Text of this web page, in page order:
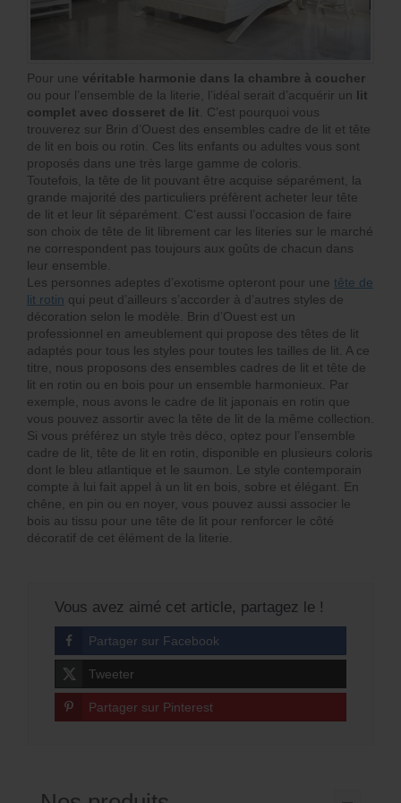
Pour une véritable harmonie dans la chambre à coucher
ou pour l’ensemble de la literie, l’idéal serait d’acquérir un lit
complet avec dosseret de lit . C’est pourquoi vous
trouverez sur Brin d’Ouest des ensembles cadre de lit et tête
de lit en bois ou rotin. Ces lits enfants ou adultes vous sont
proposés dans une très large gamme de coloris.
Toutefois, la tête de lit pouvant être acquise séparément, la
grande majorité des particuliers préfèrent acheter leur tête
de lit et leur lit séparément. C’est aussi l’occasion de faire
son choix de tête de lit librement car les literies sur le marché
ne correspondent pas toujours aux goûts de chacun dans
leur ensemble.
Les personnes adeptes d’exotisme opteront pour une tête de
lit rotin qui peut d’ailleurs s’accorder à d’autres styles de
décoration selon le modèle. Brin d’Ouest est un
professionnel en ameublement qui propose des têtes de lit
adaptés pour tous les styles pour toutes les tailles de lit. A ce
titre, nous proposons des ensembles cadres de lit et tête de
lit en rotin ou en bois pour un ensemble harmonieux. Par
exemple, nous avons le cadre de lit japonais en rotin que
vous pouvez assortir avec la tête de lit de la même collection.
Si vous préférez un style très déco, optez pour l’ensemble
cadre de lit, tête de lit en rotin, disponible en plusieurs coloris
dont le bleu atlantique et le saumon. Le style contemporain
compte à lui fait appel à un lit en bois, sobre et élégant. En
chêne, en pin ou en noyer, vous pouvez aussi associer le
bois au tissu pour une tête de lit pour renforcer le côté
décoratif de cet élément de la literie.
Vous avez aimé cet article, partagez le !
Partager sur Facebook
Tweeter
Partager sur Pinterest